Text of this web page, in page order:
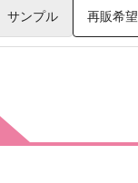
サンプル 再販希望